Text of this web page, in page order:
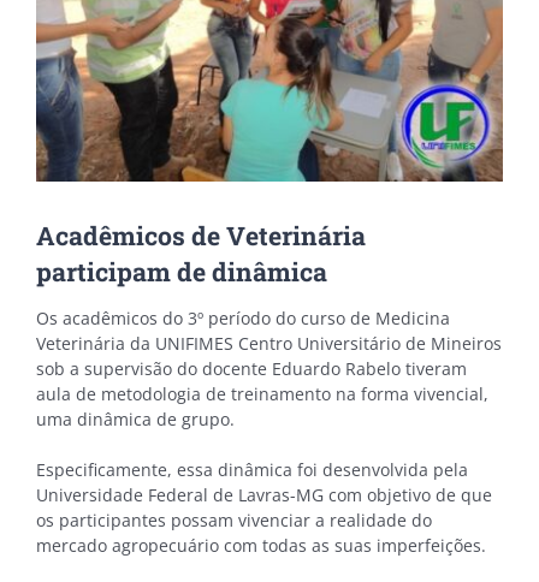
Acadêmicos de Veterinária
participam de dinâmica
Os acadêmicos do 3º período do curso de Medicina
Veterinária da UNIFIMES Centro Universitário de Mineiros
sob a supervisão do docente Eduardo Rabelo tiveram
aula de metodologia de treinamento na forma vivencial,
uma dinâmica de grupo.
Especificamente, essa dinâmica foi desenvolvida pela
Universidade Federal de Lavras-MG com objetivo de que
os participantes possam vivenciar a realidade do
mercado agropecuário com todas as suas imperfeições.